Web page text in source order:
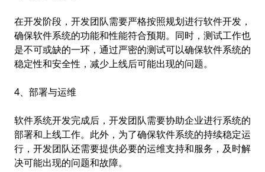
在开发阶段，开发团队需要严格按照规划进行软件开发，
确保软件系统的功能和性能符合预期。同时，测试工作也
是不可或缺的一环，通过严密的测试可以确保软件系统的
稳定性和安全性，减少上线后可能出现的问题。
4、部署与运维
软件系统开发完成后，开发团队需要协助企业进行系统的
部署和上线工作。此外，为了确保软件系统的持续稳定运
行，开发团队还需要提供必要的运维支持和服务，及时解
决可能出现的问题和故障。